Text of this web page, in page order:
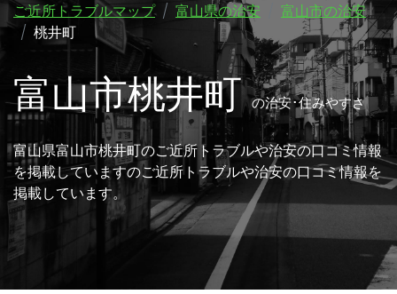
ご近所トラブルマップ 富山県の治安
富山市の治安
桃井町
富山市桃井町の治安･住みやすさ
富山県富山市桃井町のご近所トラブルや治安の口コミ情報
を掲載していますのご近所トラブルや治安の口コミ情報を
掲載しています。